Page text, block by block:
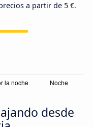
a partir de 5 €.
desde